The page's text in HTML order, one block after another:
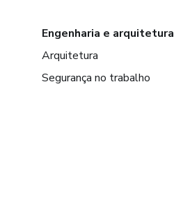
Engenharia e arquitetura
Arquitetura
Segurança no trabalho